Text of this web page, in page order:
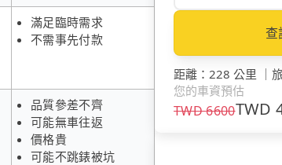
滿足臨時需求
不需事先付款
品質參差不齊
可能無車往返
價格貴
可能不跳錶被坑
查
距離 ： 228 公里 ｜
您的車資預估
TWD6600TWD